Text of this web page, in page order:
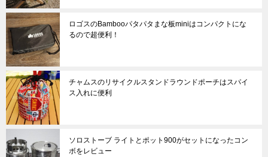
ロゴスのBambooパタパタまな板miniはコンパクトにな
るので超便利！
チャムスのリサイクルスタンドラウンドポーチはスパイ
ス入れに便利
ソロストーブ ライトとポット900がセットになったコン
ボをレビュー